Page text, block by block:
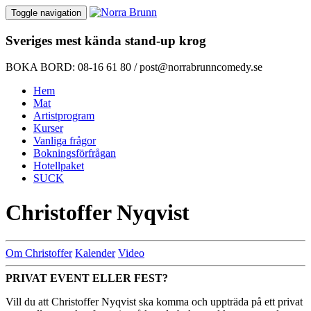
Toggle navigation
Sveriges mest kända stand-up krog
BOKA BORD: 08-16 61 80 / post@norrabrunncomedy.se
Hem
Mat
Artistprogram
Kurser
Vanliga frågor
Bokningsförfrågan
Hotellpaket
SUCK
Christoffer Nyqvist
Om Christoffer Kalender Video
PRIVAT EVENT ELLER FEST?
Vill du att Christoffer Nyqvist ska komma och uppträda på ett privat